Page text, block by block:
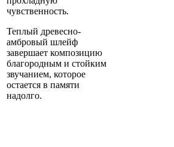
чувственность.
Теплый древесно-
амбровый шлейф
завершает композицию
благородным и стойким
звучанием, которое
остается в памяти
надолго.